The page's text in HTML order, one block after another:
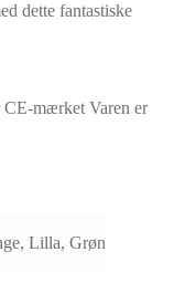
dette fantastiske
Varen er
Lilla, Grøn